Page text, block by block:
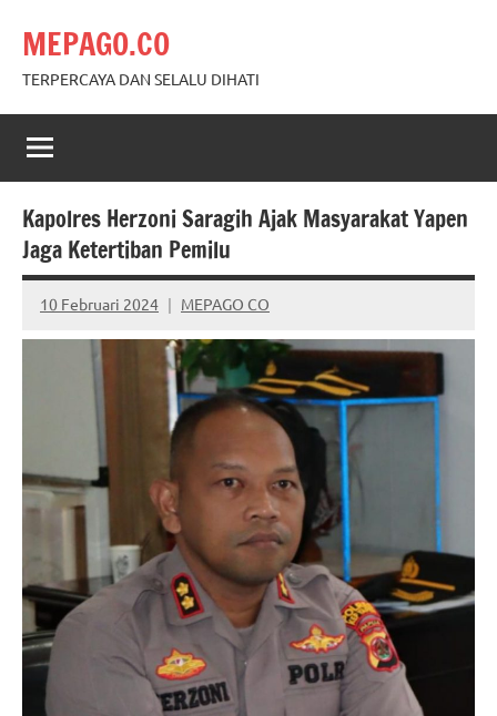
content
MEPAGO.CO
TERPERCAYA DAN SELALU DIHATI
Kapolres Herzoni Saragih Ajak Masyarakat Yapen
Jaga Ketertiban Pemilu
10 Februari 2024 MEPAGO CO
No
comments